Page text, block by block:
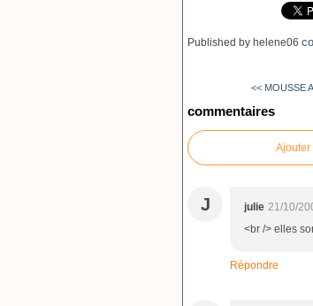
Published by helene06
<< MOUSSE
commentaires
Ajouter
J julie 21/10/
<br /> elles
Répondre